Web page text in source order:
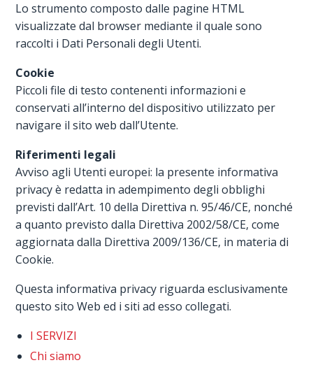
Lo strumento composto dalle pagine HTML
visualizzate dal browser mediante il quale sono
raccolti i Dati Personali degli Utenti.
Cookie
Piccoli file di testo contenenti informazioni e
conservati all’interno del dispositivo utilizzato per
navigare il sito web dall’Utente.
Riferimenti legali
Avviso agli Utenti europei: la presente informativa
privacy è redatta in adempimento degli obblighi
previsti dall’Art. 10 della Direttiva n. 95/46/CE, nonché
a quanto previsto dalla Direttiva 2002/58/CE, come
aggiornata dalla Direttiva 2009/136/CE, in materia di
Cookie.
Questa informativa privacy riguarda esclusivamente
questo sito Web ed i siti ad esso collegati.
I SERVIZI
Chi siamo